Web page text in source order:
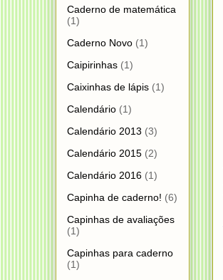
Caderno de matemática
(1)
Caderno Novo (1)
Caipirinhas (1)
Caixinhas de lápis (1)
Calendário (1)
Calendário 2013 (3)
Calendário 2015 (2)
Calendário 2016 (1)
Capinha de caderno! (6)
Capinhas de avaliações
(1)
Capinhas para caderno
(1)